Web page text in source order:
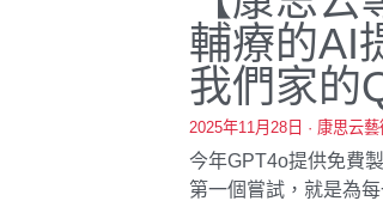
輔療的AI
我們家的
2025年11月28日 · 康思云
今年GPT4o提供免費
第一個嘗試，就是為